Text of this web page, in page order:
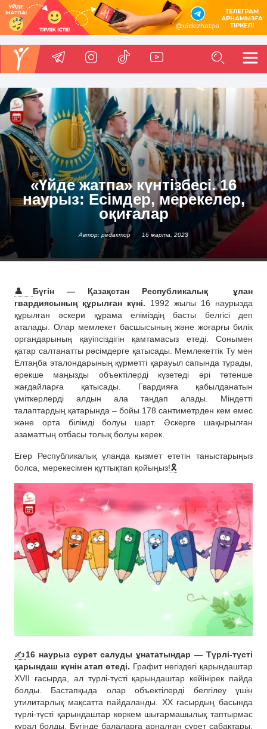
«Үйде жатпа» күнтізбесі. 16
наурыз: Есімдер, мерекелер,
оқиғалар
Автор: редактор 16 марта, 2023
👤 Бүгін — Қазақстан Республикалық
ұлан
гвардиясының құрылған күні. 1992 жылы 16 наурызда
құрылған әскери құрама еліміздің басты белгісі деп
аталады. Олар мемлекет басшысының және жоғарғы билік
органдарының қауіпсіздігін қамтамасыз етеді. Сонымен
қатар салтанатты рәсімдерге қатысады. Мемлекеттік Ту мен
Елтаңба эталондарының құрметті қарауыл сапында тұрады,
ерекше маңызды объектілерді күзетеді әрі төтенше
жағдайларға қатысады. Гвардияға қабылданатын
үміткерлерді алдын ала таңдап алады. Міндетті
талаптардың қатарында – бойы 178 сантиметрден кем емес
және орта білімді болуы шарт. Әскерге шақырылған
азаматтың отбасы толық болуы керек.
Егер Республикалық ұланда қызмет ететін таныстарыңыз
болса, мерекесімен құттықтап қойыңыз!🎗
✍️16 наурыз сурет салуды ұнататындар — Түрлі-түсті
қарындаш күнін атап өтеді. Графит негіздегі қарындаштар
ХVII ғасырда, ал түрлі-түсті қарындаштар кейінірек пайда
болды. Бастапқыда олар объектілерді белгілеу үшін
утилитарлық мақсатта пайдаланды. ХХ ғасырдың басында
түрлі-түсті қарындаштар көркем шығармашылық таптырмас
құрал болды. Бүгінде балаларға арналған сурет сабақтары,